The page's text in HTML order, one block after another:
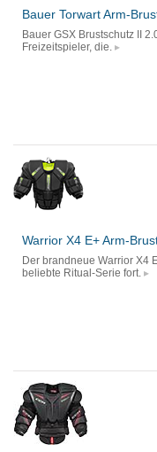
Bauer Torwart Arm-
Bauer GSX Brustschutz II
Freizeitspieler, die.
Warrior X4 E+ Arm-
Der brandneue Warrior X4
beliebte Ritual-Serie fort.